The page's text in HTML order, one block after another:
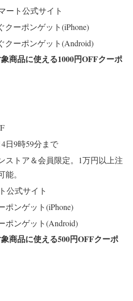
ート公式サイト
クーポンゲット(iPhone)
クーポンゲット(Android)
商品に使える1000円OFFクーポ
日9時59分まで
ストア＆会員限定。1万円以上注
。
公式サイト
ポンゲット(iPhone)
ポンゲット(Android)
商品に使える500円OFFクーポ